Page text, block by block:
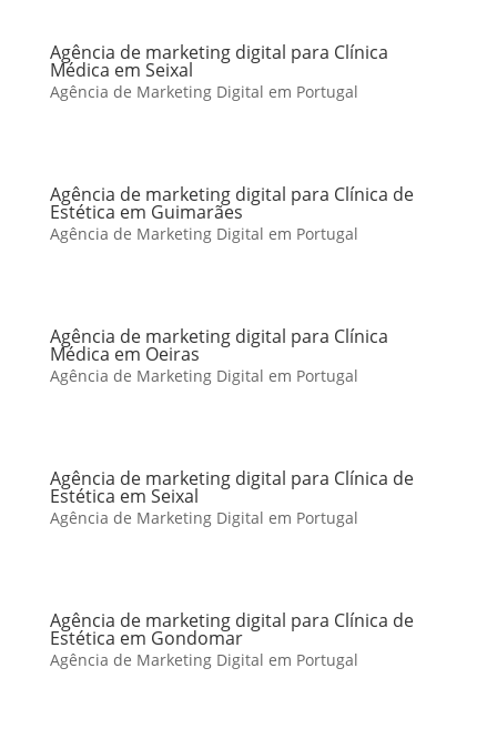
Agência de marketing digital para Clínica
Médica em Seixal
Agência de Marketing Digital em Portugal
Agência de marketing digital para Clínica de
Estética em Guimarães
Agência de Marketing Digital em Portugal
Agência de marketing digital para Clínica
Médica em Oeiras
Agência de Marketing Digital em Portugal
Agência de marketing digital para Clínica de
Estética em Seixal
Agência de Marketing Digital em Portugal
Agência de marketing digital para Clínica de
Estética em Gondomar
Agência de Marketing Digital em Portugal